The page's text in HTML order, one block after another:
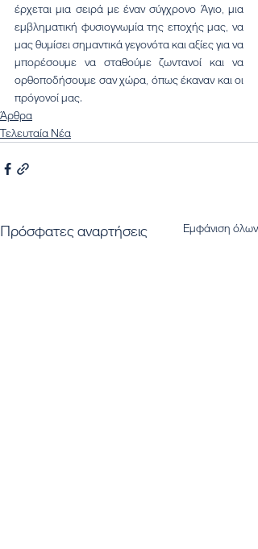
έρχεται μια σειρά με έναν σύγχρονο Άγιο, μια
εμβληματική φυσιογνωμία της εποχής μας, να
μας θυμίσει σημαντικά γεγονότα και αξίες για να
μπορέσουμε να σταθούμε ζωντανοί και να
ορθοποδήσουμε σαν χώρα, όπως έκαναν και οι
πρόγονοί μας.
Άρθρα
Τελευταία Νέα
Πρόσφατες αναρτήσεις Εμφάνιση όλων